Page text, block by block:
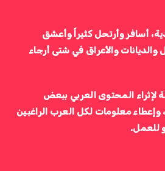
أسافر وأرتحل كثيراً وأعشق
والديانات والأعراق في شتى أرجاء
لإثراء المحتوى العربي ببعض
وإعطاء معلومات لكل العرب الراغبين
للعمل.